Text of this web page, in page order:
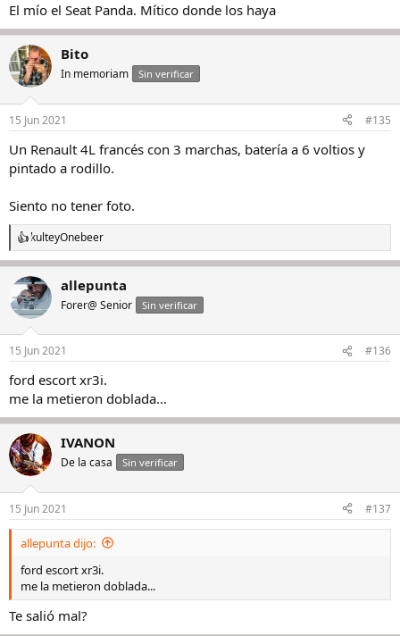
:
El mío el Seat Panda. Mítico donde los haya
Bito
In memoriam Sin verificar
15 Jun 2021 #135
Un Renault 4L francés con 3 marchas, batería a 6 voltios y
pintado a rodillo.
Siento no tener foto.
R
e
a
c
c
i
e
:
kulteyOnebeer
allepunta
Forer@ Senior Sin verificar
15 Jun 2021 #136
ford escort xr3i.
me la metieron doblada...
IVANON
De la casa Sin verificar
15 Jun 2021 #137
allepunta dijo:
ford escort xr3i.
me la metieron doblada...
Te salió mal?